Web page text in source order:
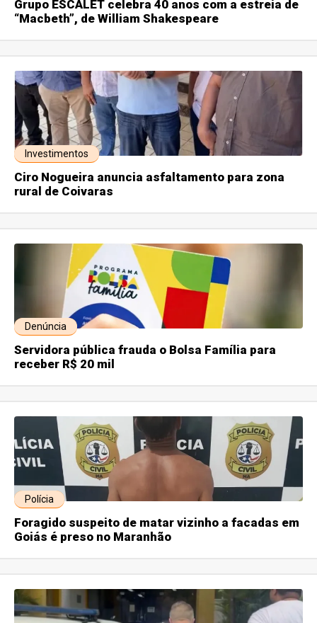
Grupo ESCALET celebra 40 anos com a estreia de
“Macbeth”, de William Shakespeare
Investimentos
Ciro Nogueira anuncia asfaltamento para zona
rural de Coivaras
Denúncia
Servidora pública frauda o Bolsa Família para
receber R$ 20 mil
Polícia
Foragido suspeito de matar vizinho a facadas em
Goiás é preso no Maranhão